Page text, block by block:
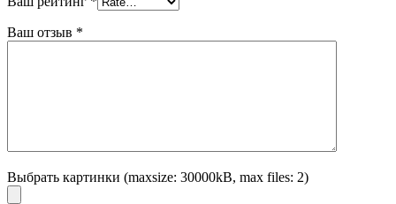
Ваш отзыв *
Выбрать картинки (maxsize: 30000kB, max files: 2)